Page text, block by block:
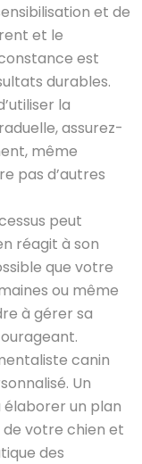
et de
et le
est
durables.
la
assurez-
même
pas d’autres
peut
réagit à son
que votre
ou même
à gérer sa
canin
Un
élaborer un plan
de votre chien et
des